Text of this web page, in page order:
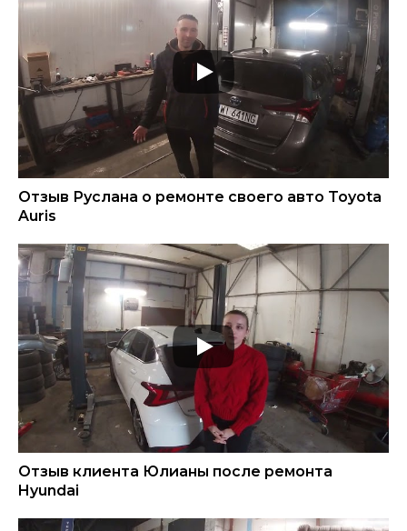
Отзыв Руслана о ремонте своего авто Toyota
Auris
Отзыв клиента Юлианы после ремонта
Hyundai